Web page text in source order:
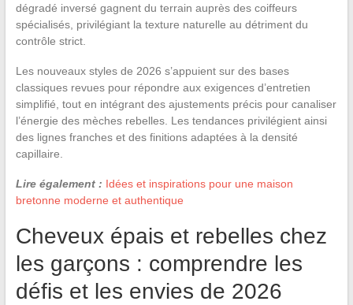
dégradé inversé gagnent du terrain auprès des coiffeurs
spécialisés, privilégiant la texture naturelle au détriment du
contrôle strict.
Les nouveaux styles de 2026 s’appuient sur des bases
classiques revues pour répondre aux exigences d’entretien
simplifié, tout en intégrant des ajustements précis pour canaliser
l’énergie des mèches rebelles. Les tendances privilégient ainsi
des lignes franches et des finitions adaptées à la densité
capillaire.
Lire également : Idées et inspirations pour une maison
bretonne moderne et authentique
Cheveux épais et rebelles chez
les garçons : comprendre les
défis et les envies de 2026